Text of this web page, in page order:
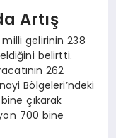
Artış
milli gelirinin 238
belirtti.
262
Bölgeleri’ndeki
çıkarak
700 bine